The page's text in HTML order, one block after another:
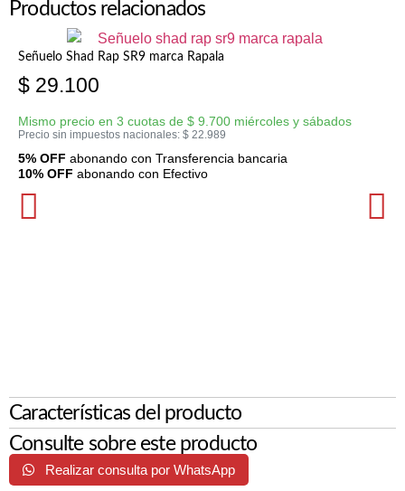
Productos relacionados
Señuelo Shad Rap SR9 marca Rapala
$ 29.100
Mismo precio en 3 cuotas de $ 9.700 miércoles y sábados
Precio sin impuestos nacionales: $ 22.989
5% OFF abonando con Transferencia bancaria
10% OFF abonando con Efectivo
Características del producto
Consulte sobre este producto
Realizar consulta por WhatsApp